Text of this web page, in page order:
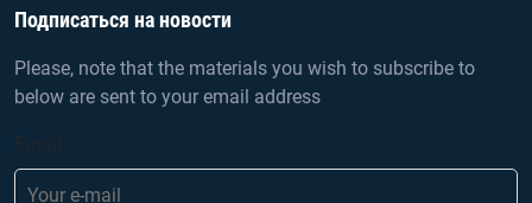
Подписаться на новости
Please, note that the materials you wish to subscribe to
below are sent to your email address